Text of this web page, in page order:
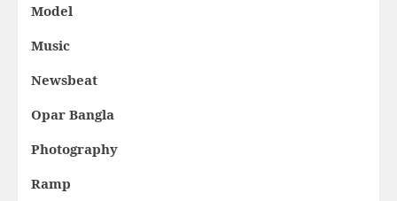
Model
Music
Newsbeat
Opar Bangla
Photography
Ramp